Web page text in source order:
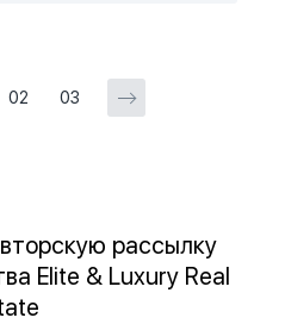
02 03
рассылку
Elite & Luxury Real